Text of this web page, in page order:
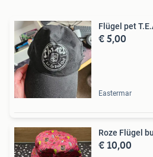
Flügel pet
€ 5,00
Eastermar
Roze Flügel
€ 10,00